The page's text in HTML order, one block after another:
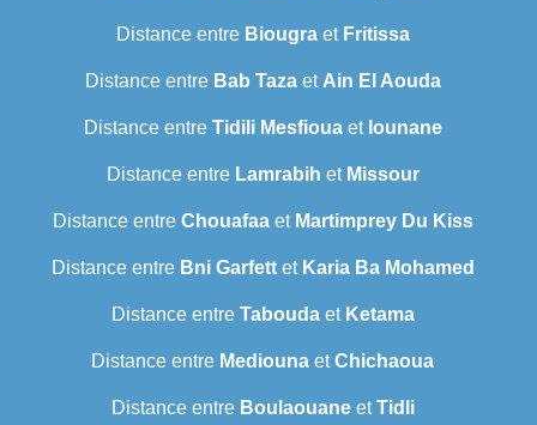
Distance entre Biougraet Fritissa
Distance entre Bab Tazaet Ain El Aouda
Distance entre Tidili Mesfiouaet Iounane
Distance entre Lamrabih et Missour
Distance entre Chouafaaet Martimprey Du Kiss
Distance entre Bni Garfettet Karia Ba Mohamed
Distance entre Taboudaet Ketama
Distance entre Mediouna etChichaoua
Distance entre BoulaouaneetTidli